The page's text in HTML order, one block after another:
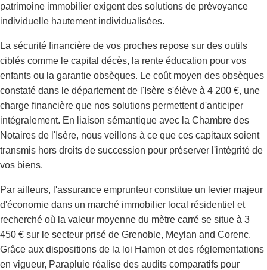
patrimoine immobilier exigent des solutions de prévoyance
individuelle hautement individualisées.
La sécurité financière de vos proches repose sur des outils
ciblés comme le capital décès, la rente éducation pour vos
enfants ou la garantie obsèques. Le coût moyen des obsèques
constaté dans le département de l'Isère s'élève à 4 200 €, une
charge financière que nos solutions permettent d'anticiper
intégralement. En liaison sémantique avec la Chambre des
Notaires de l'Isère, nous veillons à ce que ces capitaux soient
transmis hors droits de succession pour préserver l'intégrité de
vos biens.
Par ailleurs, l'assurance emprunteur constitue un levier majeur
d'économie dans un marché immobilier local résidentiel et
recherché où la valeur moyenne du mètre carré se situe à 3
450 € sur le secteur prisé de Grenoble, Meylan and Corenc.
Grâce aux dispositions de la loi Hamon et des réglementations
en vigueur, Parapluie réalise des audits comparatifs pour